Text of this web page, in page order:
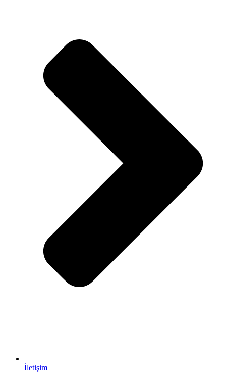
İletişim